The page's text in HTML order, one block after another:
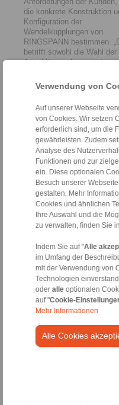
Verwendung von
Auf unserer Webseite
von Cookies. Wir setzen
erforderlich sind, um die
gewährleisten. Zudem
Analyse des
Funktionen und zur
ein. Diese optionalen
Besuch unserer
gestalten. Mehr
Cookies und ähnlichen
Ihre Auswahl und die
zu verwalten, finden Sie
Indem Sie auf "Alle
im Umfang der
mit der Verwendung von
Technologien
oder alleoptionalen
auf "Cookie-
Mehr Informationen
Alle Cookies
die konkrete Konstruktion
Konfiguration der
Wendelkupplungen von
RINGSPANN bestimmen.
betrifft sowohl die Wahl der
Anschlüsse als auch die
Wir bieten hier viel Freiraum;
Grundvoraussetzung ist
Material mit vertretbarem
Aufwand spanabhebend
bearbeiten lässt“, sagt Gerd
Heumann.
Versätze und
Axiale Winkelversätze oder -
verlagerungen sind in den
Antriebssystemen des
Maschinen- und
keineswegs selten. Die
Wendelkupplung kann sie
Stege und die Maximierung
ihrer äußeren Stege
ausgleichen. Sofern
ausreichend Abstand
den Umläufen der
wendelförmigen Nut
ist, können auf diese Weise
zu 20° oder mehr
werden. Noch höhere
Ansprüche an eine solche